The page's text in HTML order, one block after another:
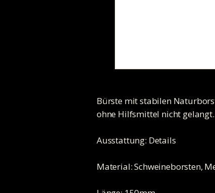
Bürste mit stabilen
ohne Hilfsmittel nicht gelangt.
Ausstattung: Details
Material: Schweineborsten,